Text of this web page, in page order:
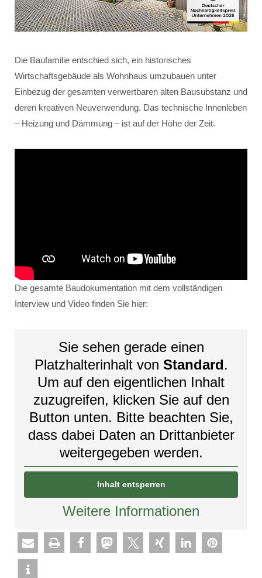
Die Baufamilie entschied sich, ein historisches
Wirtschaftsgebäude als Wohnhaus umzubauen unter
Einbezug der gesamten verwertbaren alten Bausubstanz und
deren kreativen Neuverwendung. Das technische Innenleben
– Heizung und Dämmung – ist auf der Höhe der Zeit.
Die gesamte Baudokumentation mit dem vollständigen
Interview und Video finden Sie hier:
Sie sehen gerade einen
Platzhalterinhalt von Standard.
Um auf den eigentlichen Inhalt
zuzugreifen, klicken Sie auf den
Button unten. Bitte beachten Sie,
dass dabei Daten an Drittanbieter
weitergegeben werden.
Inhalt entsperren
Weitere Informationen